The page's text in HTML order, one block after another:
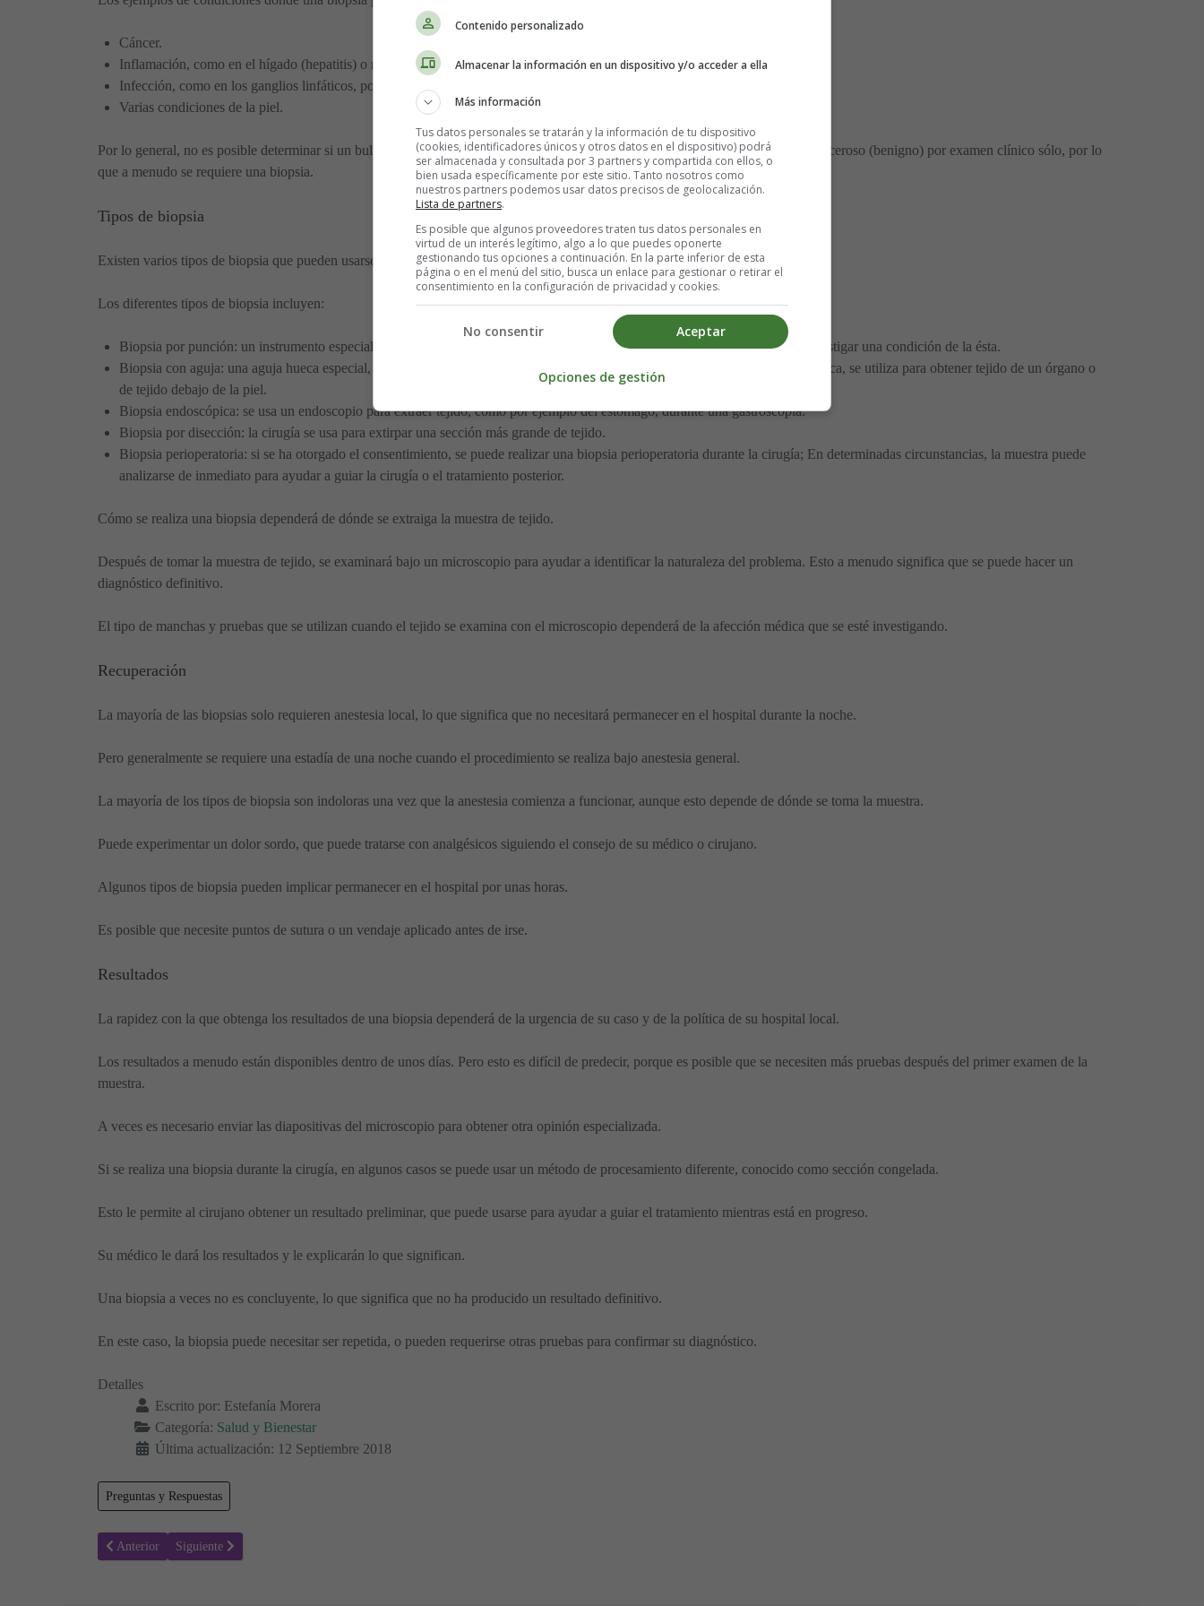
Cáncer.
Inflamación, como en el hígado (hepatitis) o riñón (nefritis).
Infección, como en los ganglios linfáticos, por ejemplo, tuberculosis.
Varias condiciones de la piel.
Por lo general, no es posible determinar si un bulto o crecimiento en la piel o dentro de su cuerpo es canceroso (maligno) o no canceroso (benigno) por examen clínico sólo, por lo
que a menudo se requiere una biopsia.
Tipos de biopsia
Existen varios tipos de biopsia que pueden usarse para ayudar a identificar una amplia variedad de condiciones de salud.
Los diferentes tipos de biopsia incluyen:
Biopsia por punción: un instrumento especial perfora un pequeño orificio en la piel para obtener una muestra de piel para investigar una condición de la ésta.
Biopsia con aguja: una aguja hueca especial, guiada por rayos X, ultrasonido, tomografía computarizada o resonancia magnética, se utiliza para obtener tejido de un órgano o
de tejido debajo de la piel.
Biopsia endoscópica: se usa un endoscopio para extraer tejido, como por ejemplo del estómago, durante una gastroscopia.
Biopsia por disección: la cirugía se usa para extirpar una sección más grande de tejido.
Biopsia perioperatoria: si se ha otorgado el consentimiento, se puede realizar una biopsia perioperatoria durante la cirugía; En determinadas circunstancias, la muestra puede
analizarse de inmediato para ayudar a guiar la cirugía o el tratamiento posterior.
Cómo se realiza una biopsia dependerá de dónde se extraiga la muestra de tejido.
Después de tomar la muestra de tejido, se examinará bajo un microscopio para ayudar a identificar la naturaleza del problema. Esto a menudo significa que se puede hacer un
diagnóstico definitivo.
El tipo de manchas y pruebas que se utilizan cuando el tejido se examina con el microscopio dependerá de la afección médica que se esté investigando.
Recuperación
La mayoría de las biopsias solo requieren anestesia local, lo que significa que no necesitará permanecer en el hospital durante la noche.
Pero generalmente se requiere una estadía de una noche cuando el procedimiento se realiza bajo anestesia general.
La mayoría de los tipos de biopsia son indoloras una vez que la anestesia comienza a funcionar, aunque esto depende de dónde se toma la muestra.
Puede experimentar un dolor sordo, que puede tratarse con analgésicos siguiendo el consejo de su médico o cirujano.
Algunos tipos de biopsia pueden implicar permanecer en el hospital por unas horas.
Es posible que necesite puntos de sutura o un vendaje aplicado antes de irse.
Resultados
La rapidez con la que obtenga los resultados de una biopsia dependerá de la urgencia de su caso y de la política de su hospital local.
Los resultados a menudo están disponibles dentro de unos días. Pero esto es difícil de predecir, porque es posible que se necesiten más pruebas después del primer examen de la
muestra.
A veces es necesario enviar las diapositivas del microscopio para obtener otra opinión especializada.
Si se realiza una biopsia durante la cirugía, en algunos casos se puede usar un método de procesamiento diferente, conocido como sección congelada.
Esto le permite al cirujano obtener un resultado preliminar, que puede usarse para ayudar a guiar el tratamiento mientras está en progreso.
Su médico le dará los resultados y le explicarán lo que significan.
Una biopsia a veces no es concluyente, lo que significa que no ha producido un resultado definitivo.
En este caso, la biopsia puede necesitar ser repetida, o pueden requerirse otras pruebas para confirmar su diagnóstico.
Detalles
Escrito por: Estefanía Morera
Categoría: Salud y Bienestar
Última actualización: 12 Septiembre 2018
Preguntas y Respuestas
Artículo anterior: Marcas o manchas de nacimiento
Anterior Artículo siguiente: Cáncer del conducto biliar - Síntomas y diagnóstico
Siguiente
Contenido personalizado
Almacenar la información en un dispositivo y/o acceder a ella
Más información
Tus datos personales se tratarán y la información de tu dispositivo
(cookies, identificadores únicos y otros datos en el dispositivo) podrá
ser almacenada y consultada por 3 partners y compartida con ellos, o
bien usada específicamente por este sitio. Tanto nosotros como
nuestros partners podemos usar datos precisos de geolocalización.
Lista de partners.
Es posible que algunos proveedores traten tus datos personales en
virtud de un interés legítimo, algo a lo que puedes oponerte
gestionando tus opciones a continuación. En la parte inferior de esta
página o en el menú del sitio, busca un enlace para gestionar o retirar el
consentimiento en la configuración de privacidad y cookies.
Aceptar
No consentir
Opciones de gestión